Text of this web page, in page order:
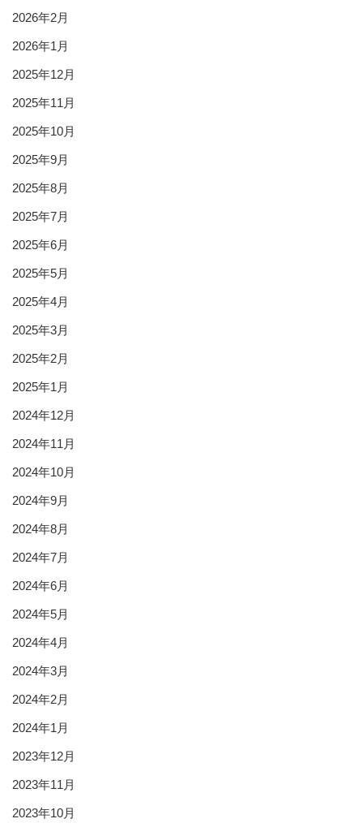
2026年2月
2026年1月
2025年12月
2025年11月
2025年10月
2025年9月
2025年8月
2025年7月
2025年6月
2025年5月
2025年4月
2025年3月
2025年2月
2025年1月
2024年12月
2024年11月
2024年10月
2024年9月
2024年8月
2024年7月
2024年6月
2024年5月
2024年4月
2024年3月
2024年2月
2024年1月
2023年12月
2023年11月
2023年10月